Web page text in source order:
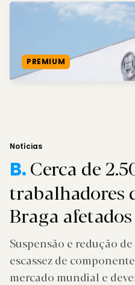
PREMIUM
Notícias
B.Cerca de
trabalhadores
Braga
Suspensão e redução
escassez de
mercado mundial e